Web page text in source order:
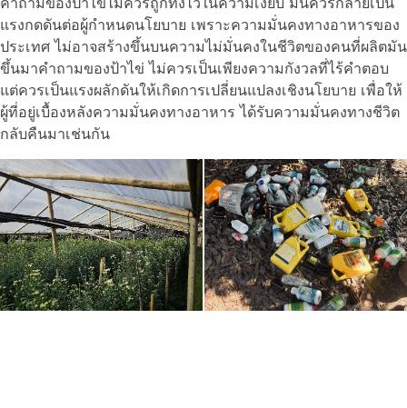
แรงกดดันต่อผู้กำหนดนโยบาย เพราะความมั่นคงทางอาหารของ
ประเทศ ไม่อาจสร้างขึ้นบนความไม่มั่นคงในชีวิตของคนที่ผลิตมัน
ขึ้นมาคำถามของป้าไข่ ไม่ควรเป็นเพียงความกังวลที่ไร้คำตอบ
แต่ควรเป็นแรงผลักดันให้เกิดการเปลี่ยนแปลงเชิงนโยบาย เพื่อให้
ผู้ที่อยู่เบื้องหลังความมั่นคงทางอาหาร ได้รับความมั่นคงทางชีวิต
กลับคืนมาเช่นกัน